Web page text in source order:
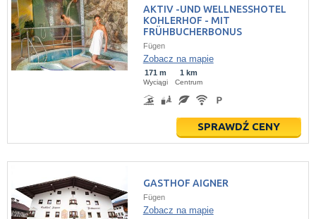
AKTIV -UND WELLNESSHOTEL
KOHLERHOF - MIT
FRÜHBUCHERBONUS
Fügen
Zobacz na mapie
171 m
Wyciągi
1 km
Centrum
SPRAWDŹ CENY
GASTHOF AIGNER
Fügen
Zobacz na mapie